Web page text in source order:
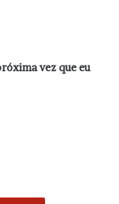
vez que eu